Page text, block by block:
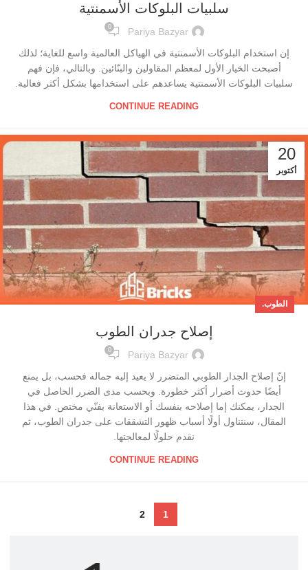
سلبيات البلوكات الأسمنتية
Pariya Bazyar
0
إن استخدام البلوكات الأسمنتية في الهياكل العالمية واسع للغاية؛ لذلك
أصبحت الخيار الأول لمعظم المقاولين والبنّائين. وبالتالي، فإن فهم
سلبيات البلوكات الأسمنتية يساعدهم على استخدامها بشكل أكثر فعالية.
CONTINUE READING
20
أكتوبر
الطوب.
إصلاح جدران الطوب
Pariya Bazyar
0
إنّ إصلاح الجدار الطوبي المتضرر لا يعيد إليه جماله فحسب، بل يمنع
أيضًا حدوث أضرار أكثر خطورة. وبحسب مدى الضرر الحاصل في
الجدار، يمكنك إما إصلاحه بنفسك أو الاستعانة بفنّي مختص. في هذا
المقال، سنتناول أولًا أسباب ظهور التشققات على جدران الطوب، ثم
نقدم حلولًا لمعالجتها.
CONTINUE READING
1
2